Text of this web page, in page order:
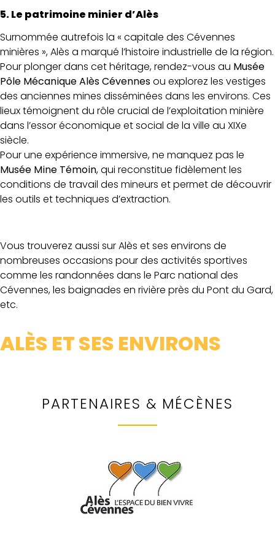
5. Le patrimoine minier d’Alès
Surnommée autrefois la « capitale des Cévennes
minières », Alès a marqué l’histoire industrielle de la région.
Pour plonger dans cet héritage, rendez-vous au Musée
Pôle Mécanique Alès Cévennesou explorez les vestiges
des anciennes mines disséminées dans les environs. Ces
lieux témoignent du rôle crucial de l’exploitation minière
dans l’essor économique et social de la ville au XIXe
siècle.
Pour une expérience immersive, ne manquez pas le
Musée Mine Témoin, qui reconstitue fidèlement les
conditions de travail des mineurs et permet de découvrir
les outils et techniques d’extraction.
Vous trouverez aussi sur Alès et ses environs de
nombreuses occasions pour des activités sportives
comme les randonnées dans le Parc national des
Cévennes, les baignades en rivière près du Pont du Gard,
etc.
ALÈS ET SES ENVIRONS
PARTENAIRES & MÉCÈNES